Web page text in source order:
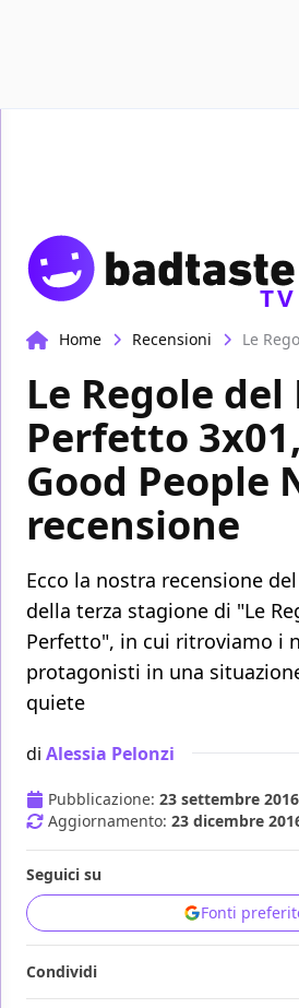
TV
Home Recensioni
Le Regole
Perfetto
Good People
recensione
Ecco la nostra recensione
della terza stagione di "Le
Perfetto", in cui ritroviamo i
protagonisti in una
quiete
di Alessia Pelonzi
Pubblicazione: 23 settembre
Aggiornamento: 23 dicembre
Seguici su
Fonti
Condividi